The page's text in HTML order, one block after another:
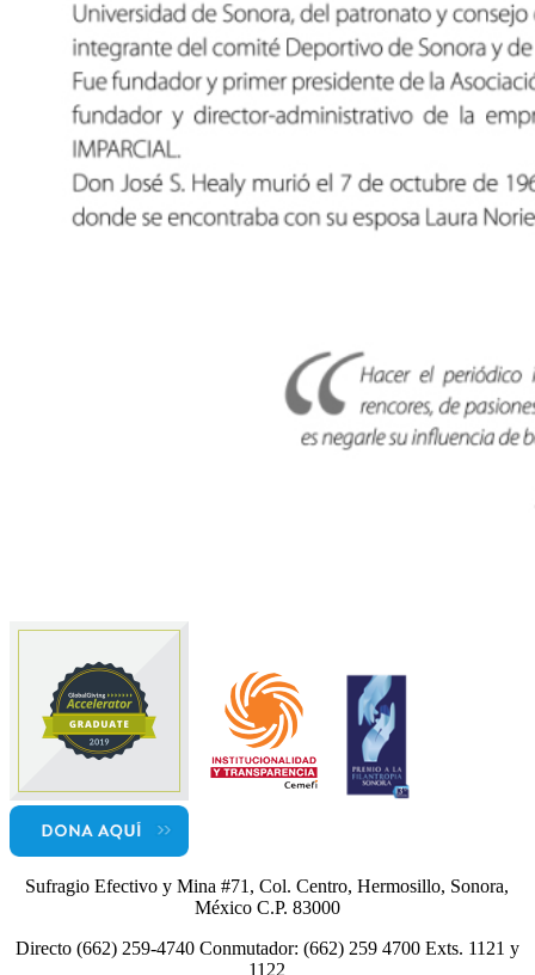
Sufragio Efectivo y Mina #71, Col. Centro, Hermosillo, Sonora,
México C.P. 83000
Directo (662) 259-4740 Conmutador: (662) 259 4700 Exts. 1121 y
1122